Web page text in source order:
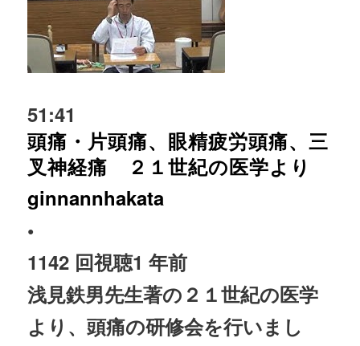
51:41
頭痛・片頭痛、眼精疲労頭痛、三
叉神経痛 ２１世紀の医学より
ginnannhakata
•
1142 回視聴1 年前
浅見鉄男先生著の２１世紀の医学
より、頭痛の研修会を行いまし